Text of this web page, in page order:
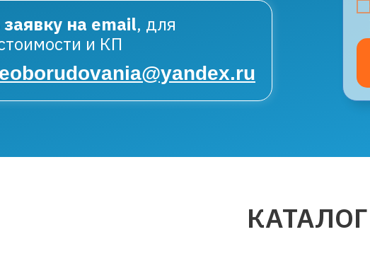
на email, для
и КП
КАТАЛОГ